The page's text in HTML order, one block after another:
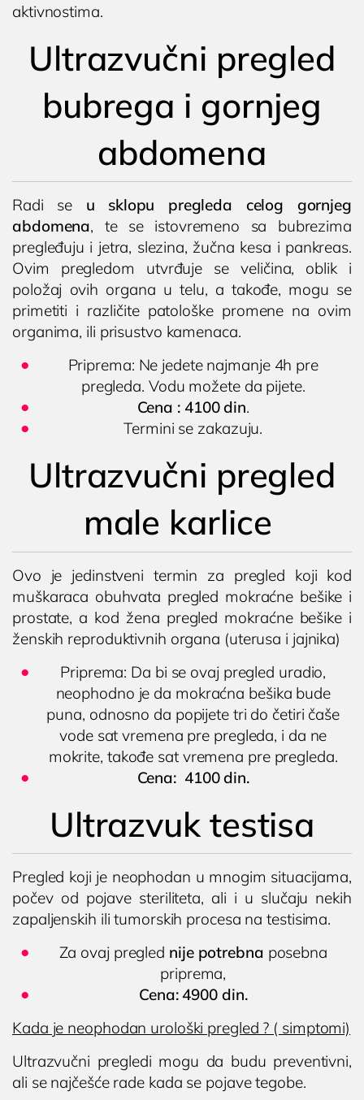
aktivnostima.
Ultrazvučni pregled
bubrega i gornjeg
abdomena
Radi se u sklopu pregleda celog gornjeg
abdomena, te se istovremeno sa bubrezima
pregleđuju i jetra, slezina, žučna kesa i pankreas.
Ovim pregledom utvrđuje se veličina, oblik i
položaj ovih organa u telu, a takođe, mogu se
primetiti i različite patološke promene na ovim
organima, ili prisustvo kamenaca.
Priprema: Ne jedete najmanje 4h pre
pregleda. Vodu možete da pijete.
Cena :4100 din.
Termini se zakazuju.
Ultrazvučni pregled
male karlice
Ovo je jedinstveni termin za pregled koji kod
muškaraca obuhvata pregled mokraćne bešike i
prostate, a kod žena pregled mokraćne bešike i
ženskih reproduktivnih organa (uterusa i jajnika)
Priprema: Da bi se ovaj pregled uradio,
neophodno je da mokraćna bešika bude
puna, odnosno da popijete tri do četiri čaše
vode sat vremena pre pregleda, i da ne
mokrite, takođe sat vremena pre pregleda.
Cena: 4100 din.
Ultrazvuk testisa
Pregled koji je neophodan u mnogim situacijama,
počev od pojave steriliteta, ali i u slučaju nekih
zapaljenskih ili tumorskih procesa na testisima.
Za ovaj pregled nije potrebna posebna
priprema,
Cena: 4900 din.
Kada je neophodan urološki pregled ? ( simptomi)
Ultrazvučni pregledi mogu da budu preventivni,
ali se najčešće rade kada se pojave tegobe.